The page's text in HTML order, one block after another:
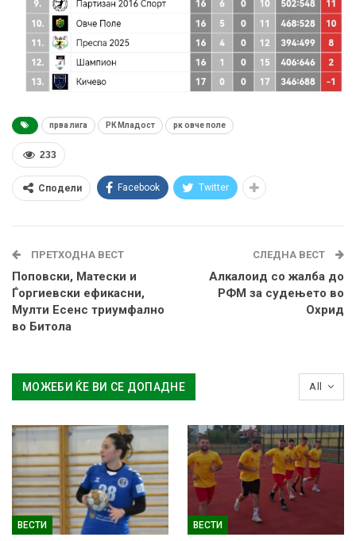
прва лига РК Младост рк овче поле
233
Сподели Facebook Twitter
ПРЕТХОДНА ВЕСТ
Поповски, Матески и
Ѓоргиевски ефикасни,
Мулти Есенс триумфално
во Битола
СЛЕДНА ВЕСТ
Алкалоид со жалба до
РФМ за судењето во
Охрид
All
МОЖЕБИ ЌЕ ВИ СЕ ДОПАДНЕ
ВЕСТИ ВЕСТИ